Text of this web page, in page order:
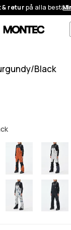
& returpå alla
Black
5